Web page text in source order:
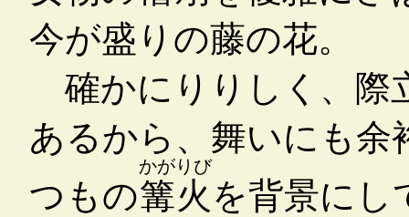
今が盛りの藤の花。
確かにりりしく、際
あるから、舞いにも余
つもの篝火
かがりび
を背景にし